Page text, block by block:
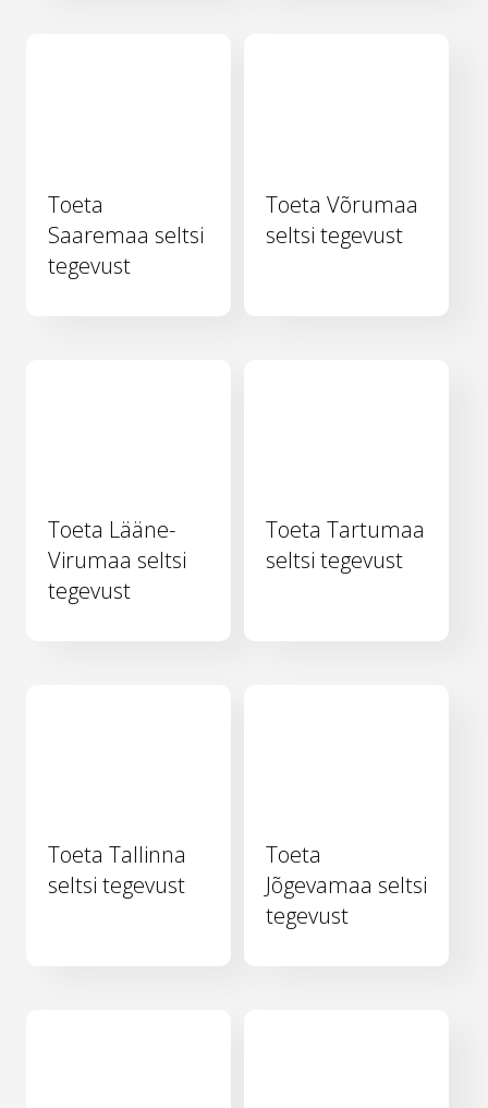
Toeta
Saaremaa seltsi
tegevust
Toeta Võrumaa
seltsi tegevust
Toeta Lääne-
Virumaa seltsi
tegevust
Toeta Tartumaa
seltsi tegevust
Toeta Tallinna
seltsi tegevust
Toeta
Jõgevamaa seltsi
tegevust